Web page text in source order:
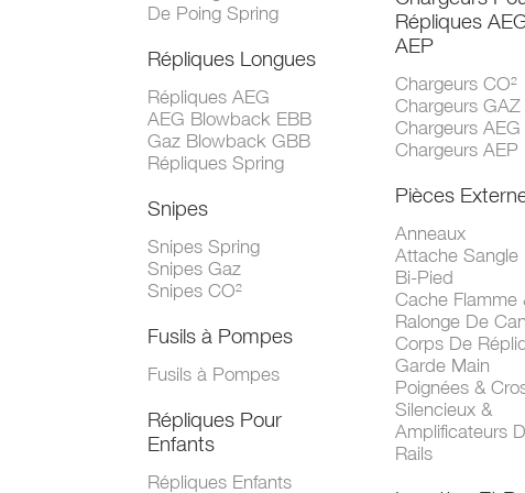
De Poing Spring
Répliques Longues
Répliques AEG
AEG Blowback EBB
Gaz Blowback GBB
Répliques Spring
Snipes
Snipes Spring
Snipes Gaz
Snipes CO²
Fusils à Pompes
Fusils à Pompes
Répliques Pour
Enfants
Répliques Enfants
Répliques
AEP
Chargeurs CO²
Chargeurs GAZ
Chargeurs AEG
Chargeurs AEP
Pièces
Anneaux
Attache Sangle
Bi-Pied
Cache Flamme
Ralonge De
Corps De
Garde Main
Poignées &
Silencieux &
Amplificateurs
Rails